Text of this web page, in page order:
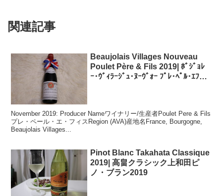
関連記事
Beaujolais Villages Nouveau
Poulet Père & Fils 2019| ﾎﾞｼﾞｮﾚ
ｰ･ｳﾞｨﾗｰｼﾞｭ･ﾇｰｳﾞｫｰ ﾌﾟﾚ･ﾍﾟﾙ･ｴﾌｨｽ
November 2019: Producer Nameワイナリー/生産者Poulet Pere & Fils
プレ・ペール・エ・フィスRegion (AVA)産地名France, Bourgogne,
Beaujolais Villages...
Pinot Blanc Takahata Classique
2019| 高畠クラシック上和田ピ
ノ・ブラン2019